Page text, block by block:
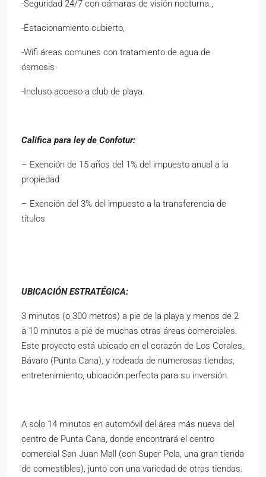
-Seguridad 24/7 con cámaras de visión nocturna.,
-Estacionamiento cubierto,
-Wifi áreas comunes con tratamiento de agua de
ósmosis
-Incluso acceso a club de playa.
Califica para ley de Confotur:
– Exención de 15 años del 1% del impuesto anual a la
propiedad
– Exención del 3% del impuesto a la transferencia de
títulos
UBICACIÓN ESTRATÉGICA:
3 minutos (o 300 metros) a pie de la playa y menos de 2
a 10 minutos a pie de muchas otras áreas comerciales.
Este proyecto está ubicado en el corazón de Los Corales,
Bávaro (Punta Cana), y rodeada de numerosas tiendas,
entretenimiento, ubicación perfecta para su inversión.
A solo 14 minutos en automóvil del área más nueva del
centro de Punta Cana, donde encontrará el centro
comercial San Juan Mall (con Super Pola, una gran tienda
de comestibles), junto con una variedad de otras tiendas.